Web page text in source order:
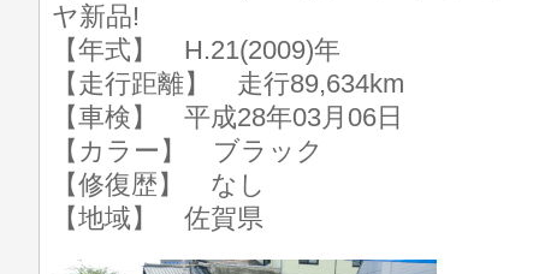
ヤ新品!
【年式】 H.21(2009)年
【走行距離】 走行89,634km
【車検】 平成28年03月06日
【カラー】 ブラック
【修復歴】 なし
【地域】 佐賀県